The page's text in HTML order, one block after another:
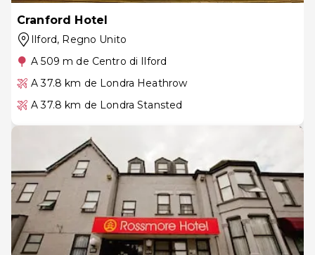
Cranford Hotel
Ilford, Regno Unito
A 509 m de Centro di Ilford
A 37.8 km de Londra Heathrow
A 37.8 km de Londra Stansted